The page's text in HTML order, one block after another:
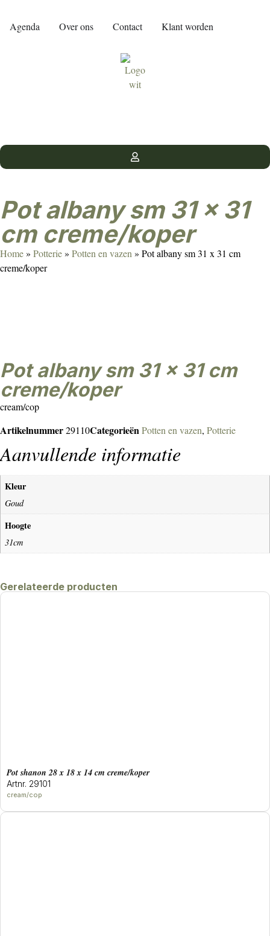
Agenda Over ons Contact Klant worden
Pot albany sm 31 x 31
cm creme/koper
Home» Potterie» Potten en vazen » Pot albany sm 31 x 31 cm
creme/koper
Pot albany sm 31 x 31 cm
creme/koper
cream/cop
Artikelnummer29110CategorieënPotten en vazen, Potterie
Aanvullende informatie
Kleur
Goud
Hoogte
31cm
Gerelateerde producten
Pot shanon 28 x 18 x 14 cm creme/koper
Artnr. 29101
cream/cop